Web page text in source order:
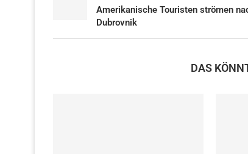
Amerikanische Touristen strömen
Dubrovnik
DAS